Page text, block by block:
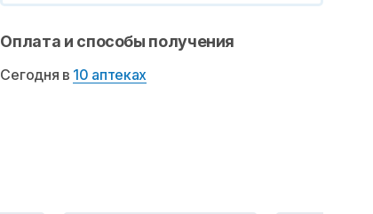
Оплата и способы получения
Сегодня в 10 аптеках